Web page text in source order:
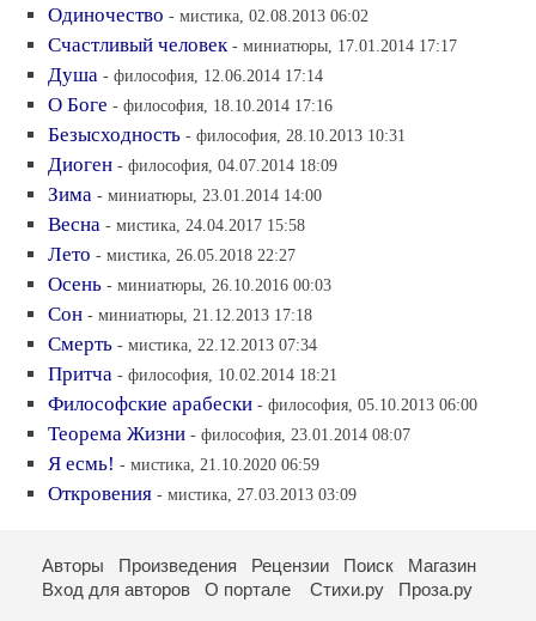
Одиночество - мистика, 02.08.2013 06:02
Счастливый человек - миниатюры, 17.01.2014 17:17
Душа - философия, 12.06.2014 17:14
О Боге - философия, 18.10.2014 17:16
Безысходность - философия, 28.10.2013 10:31
Диоген - философия, 04.07.2014 18:09
Зима - миниатюры, 23.01.2014 14:00
Весна - мистика, 24.04.2017 15:58
Лето - мистика, 26.05.2018 22:27
Осень - миниатюры, 26.10.2016 00:03
Сон - миниатюры, 21.12.2013 17:18
Смерть - мистика, 22.12.2013 07:34
Притча - философия, 10.02.2014 18:21
Философские арабески - философия, 05.10.2013 06:00
Теорема Жизни - философия, 23.01.2014 08:07
Я есмь! - мистика, 21.10.2020 06:59
Откровения - мистика, 27.03.2013 03:09
Авторы Произведения Рецензии Поиск
Магазин
Вход для авторов
О портале Стихи.ру Проза.ру